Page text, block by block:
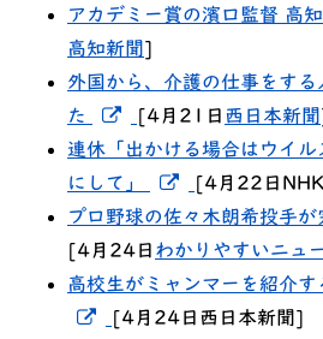
アカデミー賞の濱口監督 高
高知新聞 ]
外国から、介護の仕事をす
た
新しいウィンドウで
[4月21日 西日本新聞
連休「出かける場合はウイル
にして」
新しいウィン
[4月22日
プロ野球の佐々木朗希投手が
[4月24日 わかりやすいニュ
高校生がミャンマーを紹介す
新しいウィンドウでリン
[4月24日西日本新聞]